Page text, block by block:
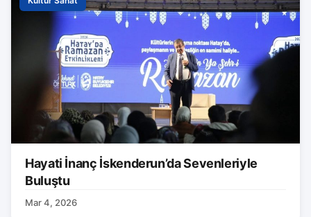
Hayati İnanç İskenderun’da Sevenleriyle
Buluştu
Mar 4, 2026